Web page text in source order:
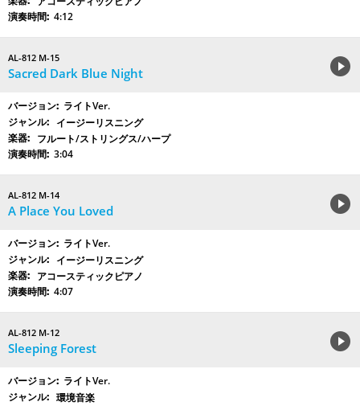
4:12
AL-812 M-15
Sacred Dark Blue Night
ライトVer.
イージーリスニング
フルート/ストリングス/ハープ
3:04
AL-812 M-14
A Place You Loved
ライトVer.
イージーリスニング
アコースティックピアノ
4:07
AL-812 M-12
Sleeping Forest
ライトVer.
環境音楽